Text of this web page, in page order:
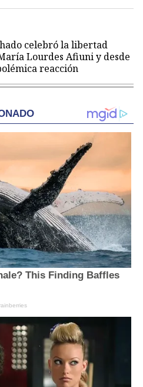
celebró la libertad
Lourdes Afiuni y desde
reacción